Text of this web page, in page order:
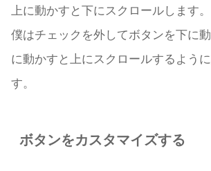
上に動かすと下にスクロールします。
僕はチェックを外してボタンを下に
に動かすと上にスクロールするよう
す。
ボタンをカスタマイズする